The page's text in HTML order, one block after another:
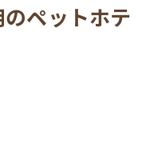
ペットホテ